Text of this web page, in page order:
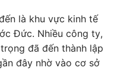
là khu vực kinh tế
Đức. Nhiều công ty,
đã đến thành lập
đây nhờ vào cơ sở